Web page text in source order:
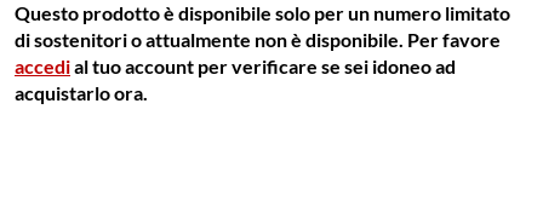
Questo prodotto è disponibile solo per un numero limitato
di sostenitori o attualmente non è disponibile. Per favore
accedial tuo account per verificare se sei idoneo ad
acquistarlo ora.